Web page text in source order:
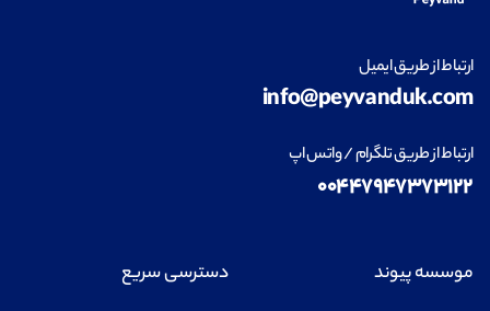
ارتباط از طریق ایمیل
info@peyvanduk.com
ارتباط از طریق تلگرام / واتس اپ
۰۰۴۴۷۹۴۷۳۷۳۱۲۲
موسسه پیوند دسترسی سریع